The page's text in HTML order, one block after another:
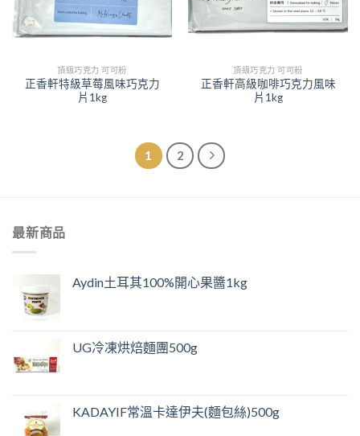
頂級巧克力 可可粉
正香軒特級草莓風味巧克力
片1kg
頂級巧克力 可可粉
正香軒高級咖啡巧克力風味
片1kg
1 2
最新商品
Aydin土耳其100%開心果醬1kg
UG冷凍烘焙麵團500g
KADAYIF常溫卡達伊夫(麵包絲)500g